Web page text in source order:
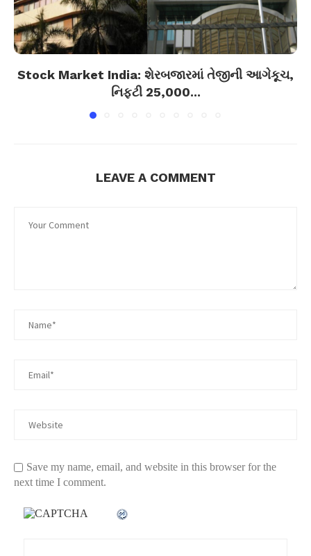
Stock Market India: શેરબજારમાં તેજીની આગેકૂચ,
નિફ્ટી 25,000...
LEAVE A COMMENT
Save my name, email, and website in this browser for the
next time I comment.